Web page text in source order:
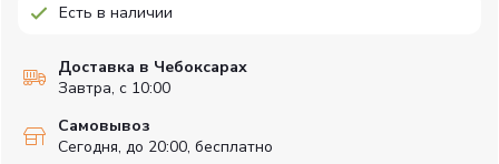
Есть в наличии
Доставка в Чебоксарах
Завтра, с 10:00
Самовывоз
Сегодня, до 20:00, бесплатно